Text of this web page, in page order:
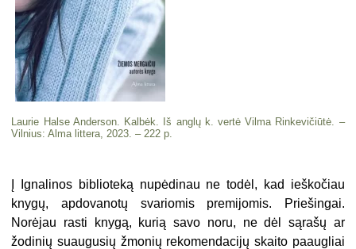
Laurie Halse Anderson. Kalbėk. Iš anglų k. vertė Vilma Rinkevičiūtė. –
Vilnius: Alma littera, 2023. – 222 p.
Į Ignalinos biblioteką nupėdinau ne todėl, kad ieškočiau
knygų, apdovanotų svariomis premijomis. Priešingai.
Norėjau rasti knygą, kurią savo noru, ne dėl sąrašų ar
žodinių suaugusių žmonių rekomendacijų skaito paaugliai